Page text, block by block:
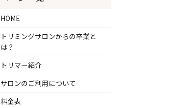
HOME
トリミングサロンからの卒業と
は？
トリマー紹介
サロンのご利用について
料金表